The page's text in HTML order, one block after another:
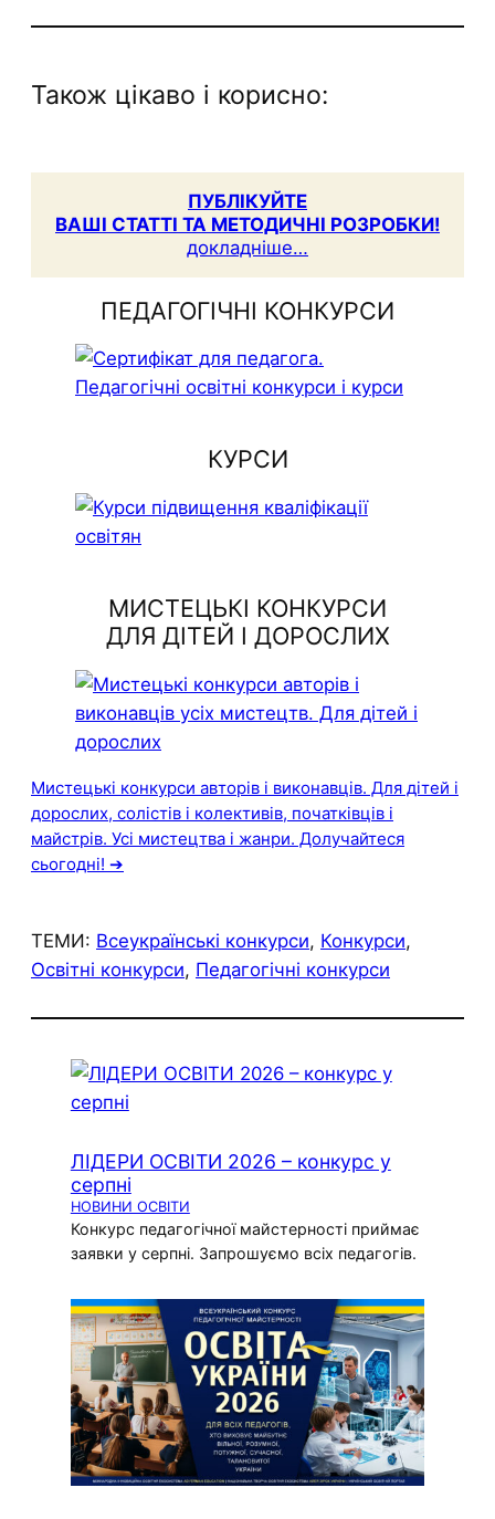
Також цікаво і корисно:
ПУБЛІКУЙТЕ
ВАШІ СТАТТІ ТА МЕТОДИЧНІ РОЗРОБКИ!
докладніше…
ПЕДАГОГІЧНІ КОНКУРСИ
КУРСИ
МИСТЕЦЬКІ КОНКУРСИ
ДЛЯ ДІТЕЙ І ДОРОСЛИХ
Мистецькі конкурси авторів і виконавців. Для дітей і
дорослих, солістів і колективів, початківців і
майстрів. Усі мистецтва і жанри. Долучайтеся
сьогодні! ➔
ТЕМИ: Всеукраїнські конкурси, Конкурси
Освітні конкурси, Педагогічні конкурси
ЛІДЕРИ ОСВІТИ 2026 – конкурс у
серпні
НОВИНИ ОСВІТИ
Конкурс педагогічної майстерності приймає
заявки у серпні. Запрошуємо всіх педагогів.